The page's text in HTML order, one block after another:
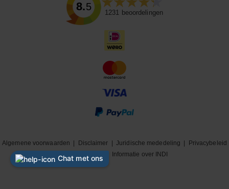
8.5
1231 beoordelingen
Algemene voorwaarden Disclaimer |Juridische mededeling
Privacybeleid
|
Cookiebeleid Informatie over INDI